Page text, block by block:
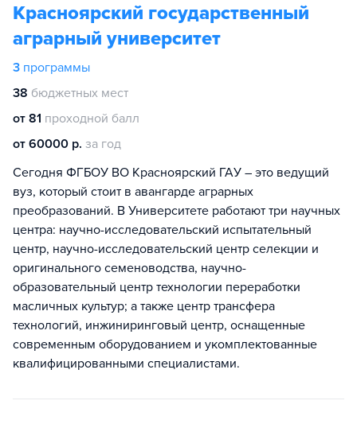
Красноярский государственный
аграрный университет
3 программы
38 бюджетных мест
от 81 проходной балл
от 60000 р. за год
Сегодня ФГБОУ ВО Красноярский ГАУ – это ведущий
вуз, который стоит в авангарде аграрных
преобразований. В Университете работают три научных
центра: научно-исследовательский испытательный
центр, научно-исследовательский центр селекции и
оригинального семеноводства, научно-
образовательный центр технологии переработки
масличных культур; а также центр трансфера
технологий, инжиниринговый центр, оснащенные
современным оборудованием и укомплектованные
квалифицированными специалистами.